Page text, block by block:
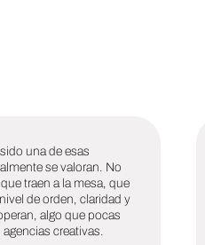
una de esas
se valoran. No
traen a la mesa, que
de orden, claridad y
algo que pocas
creativas.